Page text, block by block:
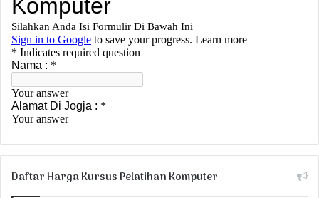
Daftar Harga Kursus Pelatihan Komputer